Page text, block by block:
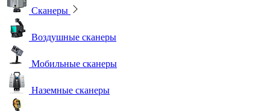
Сканеры
Воздушные сканеры
Мобильные сканеры
Наземные сканеры